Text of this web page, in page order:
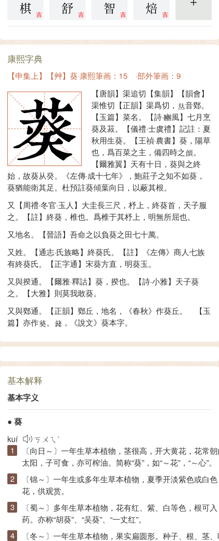
吉
棋 吉
舒 吉
智 吉
焙 更多
康熙字典
【申集上】【艸】葵·康熙筆画：15 ·部外筆画：9
【唐韻】渠追切【集韻】【韻會】
渠惟切【正韻】渠爲切，
音鄈。
【玉篇】菜名。【詩·豳風】七月烹
葵及菽。【儀禮·士虞禮】記註：夏
秋用生葵。【王禎·農書】葵，陽草
也，爲百菜之主，備四時之
。
【爾雅翼】天有十日，葵與之終
始，故葵从癸。《左傳·成十七年》，鮑莊子之知不如葵，
葵猶能衛其足。杜預註葵傾葉向日，以蔽其根。
又【周禮·冬官·玉人】大圭長三尺，杼上，終葵首，天子服
之。【註】終葵，椎也。爲椎于其杼上，明無所屈也。
又地名。【晉語】吾命之以負葵之田七十萬。
又姓。【通志·氏族略】終葵氏。【註】《左傳》商人七族
有終葵氏。【正字通】宋葵方直，明葵玉。
又與揆通。【爾雅·釋詁】葵，揆也。【詩·小雅】天子葵
之。【大雅】則莫我敢葵。
又與鄈通。【正韻】鄈丘，地名，《春秋》作葵丘。 【玉
篇】亦作
。 ，《說文》葵本字。
基本解释
基本字义
● 葵
kuí
ㄎㄨㄟˊ
〔向日～〕一年生草本植物，茎很高，开大黄花，花常
太阳，子可食，亦可榨油。简称“葵”，如“～花”，“～心”。
〔锦～〕一年生或多年生草本植物，夏季开淡紫色或白色
花，供观赏。
〔蜀～〕多年生草本植物，花有红、紫、白等色，根可入
药。亦称“胡葵”、“吴葵”、“一丈红”。
〔冬～〕一年生草本植物，果实扁圆形。种子、根、茎